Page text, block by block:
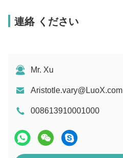
連絡 ください
Mr. Xu
Aristotle.vary@LuoX.com
008613910001000